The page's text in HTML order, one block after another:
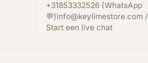
+31853332526 (WhatsApp
💬)info@keylimestore.com /
Start een live chat